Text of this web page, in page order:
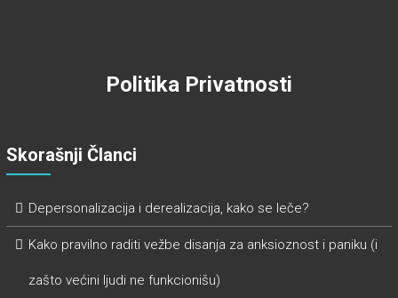
Politika Privatnosti
Skorašnji Članci
Depersonalizacija i derealizacija, kako se leče?
Kako pravilno raditi vežbe disanja za anksioznost i paniku (i
zašto većini ljudi ne funkcionišu)